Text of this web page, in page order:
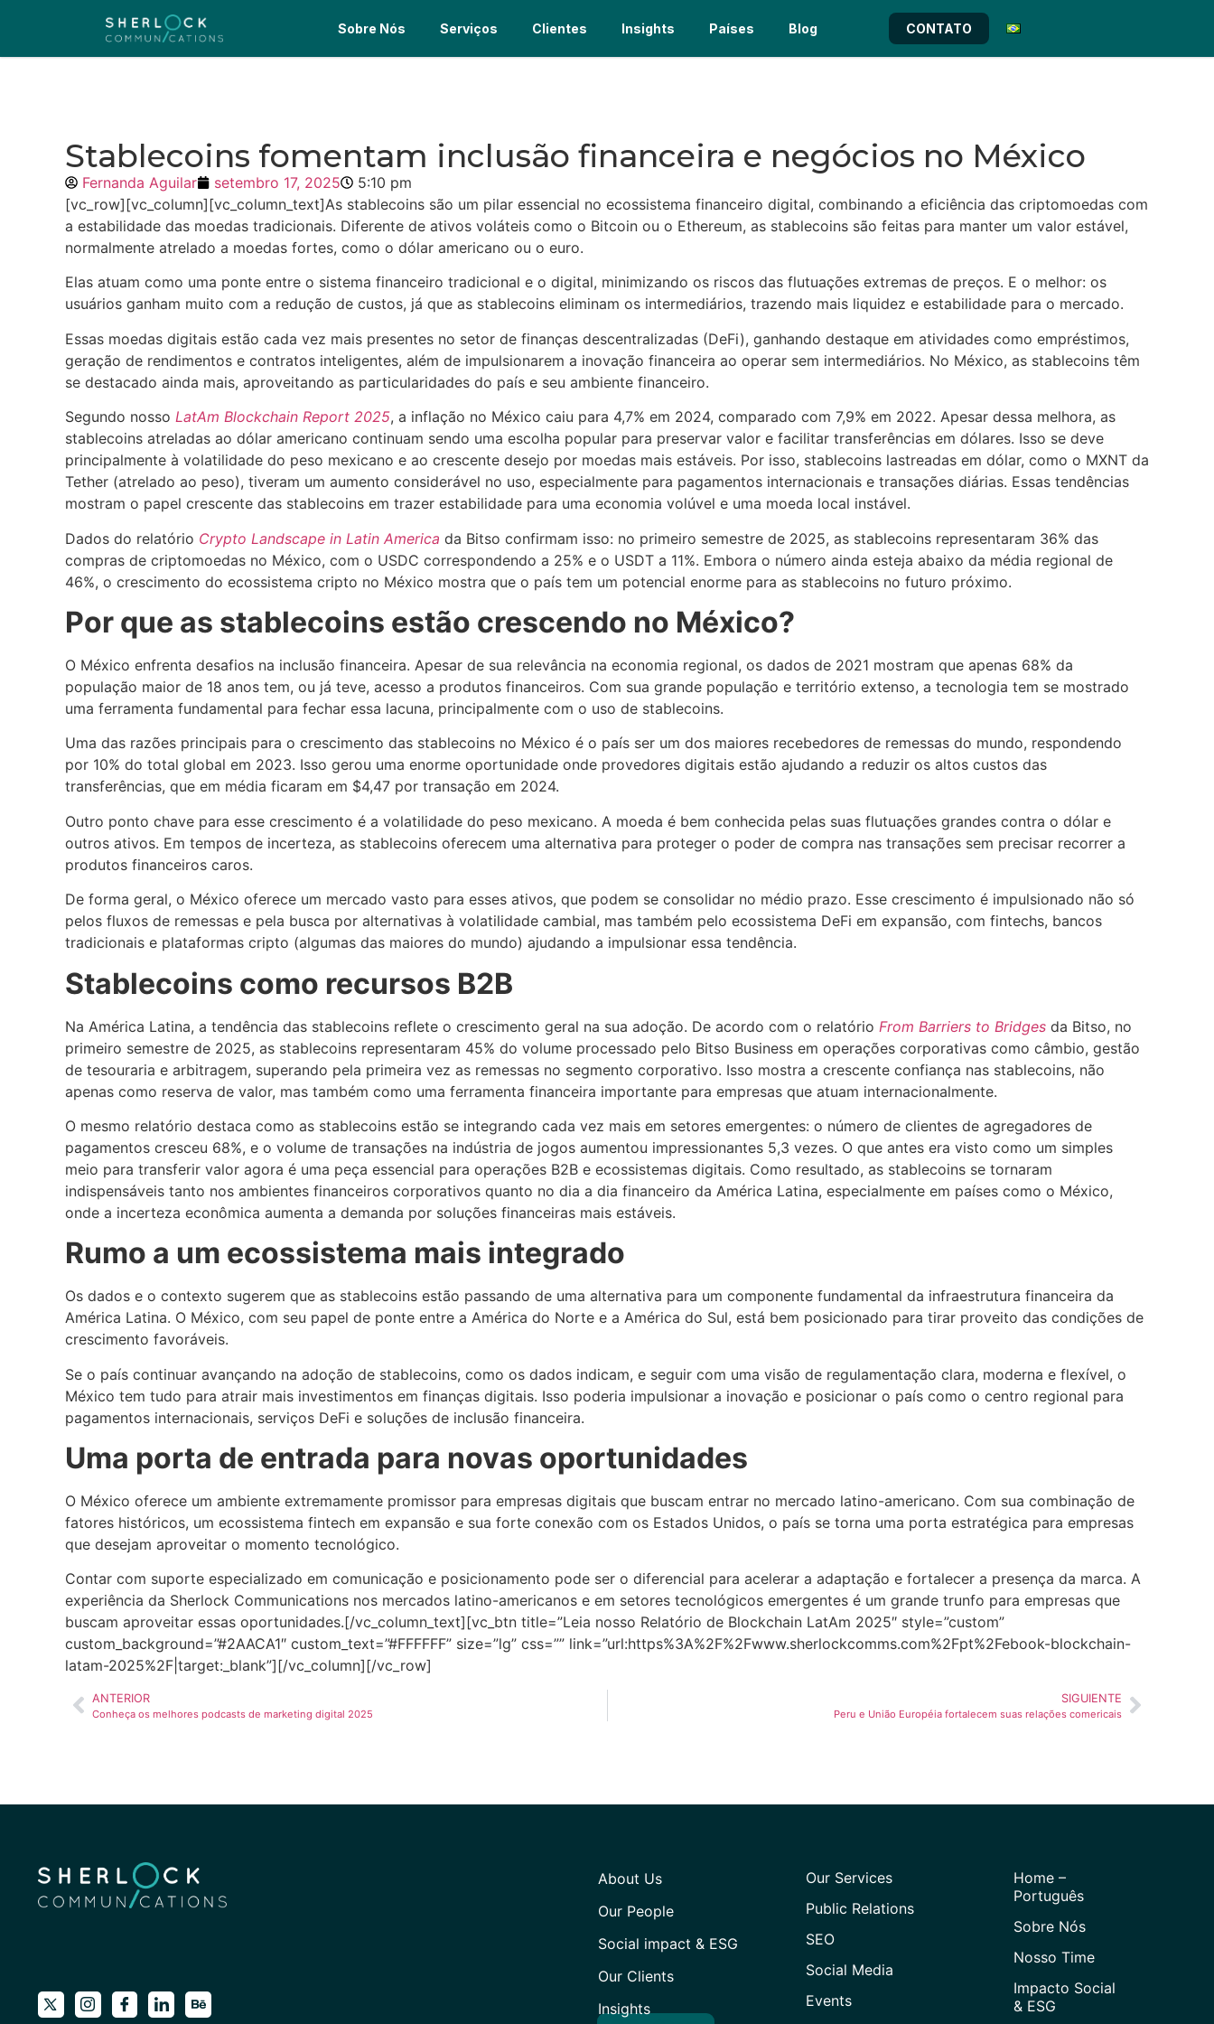
Sobre Nós Serviços Clientes Insights Países Blog CONTATO
Stablecoins fomentam inclusão financeira e negócios no México
Fernanda Aguilar setembro 17, 2025
5:10 pm
[vc_row][vc_column][vc_column_text]As stablecoins são um pilar essencial no ecossistema financeiro digital, combinando a eficiência das criptomoedas com
a estabilidade das moedas tradicionais. Diferente de ativos voláteis como o Bitcoin ou o Ethereum, as stablecoins são feitas para manter um valor estável,
normalmente atrelado a moedas fortes, como o dólar americano ou o euro.
Elas atuam como uma ponte entre o sistema financeiro tradicional e o digital, minimizando os riscos das flutuações extremas de preços. E o melhor: os
usuários ganham muito com a redução de custos, já que as stablecoins eliminam os intermediários, trazendo mais liquidez e estabilidade para o mercado.
Essas moedas digitais estão cada vez mais presentes no setor de finanças descentralizadas (DeFi), ganhando destaque em atividades como empréstimos,
geração de rendimentos e contratos inteligentes, além de impulsionarem a inovação financeira ao operar sem intermediários. No México, as stablecoins têm
se destacado ainda mais, aproveitando as particularidades do país e seu ambiente financeiro.
Segundo nosso LatAm Blockchain Report 2025, a inflação no México caiu para 4,7% em 2024, comparado com 7,9% em 2022. Apesar dessa melhora, as
stablecoins atreladas ao dólar americano continuam sendo uma escolha popular para preservar valor e facilitar transferências em dólares. Isso se deve
principalmente à volatilidade do peso mexicano e ao crescente desejo por moedas mais estáveis. Por isso, stablecoins lastreadas em dólar, como o MXNT da
Tether (atrelado ao peso), tiveram um aumento considerável no uso, especialmente para pagamentos internacionais e transações diárias. Essas tendências
mostram o papel crescente das stablecoins em trazer estabilidade para uma economia volúvel e uma moeda local instável.
Dados do relatório Crypto Landscape in Latin America da Bitso confirmam isso: no primeiro semestre de 2025, as stablecoins representaram 36% das
compras de criptomoedas no México, com o USDC correspondendo a 25% e o USDT a 11%. Embora o número ainda esteja abaixo da média regional de
46%, o crescimento do ecossistema cripto no México mostra que o país tem um potencial enorme para as stablecoins no futuro próximo.
Por que as stablecoins estão crescendo no México?
O México enfrenta desafios na inclusão financeira. Apesar de sua relevância na economia regional, os dados de 2021 mostram que apenas 68% da
população maior de 18 anos tem, ou já teve, acesso a produtos financeiros. Com sua grande população e território extenso, a tecnologia tem se mostrado
uma ferramenta fundamental para fechar essa lacuna, principalmente com o uso de stablecoins.
Uma das razões principais para o crescimento das stablecoins no México é o país ser um dos maiores recebedores de remessas do mundo, respondendo
por 10% do total global em 2023. Isso gerou uma enorme oportunidade onde provedores digitais estão ajudando a reduzir os altos custos das
transferências, que em média ficaram em $4,47 por transação em 2024.
Outro ponto chave para esse crescimento é a volatilidade do peso mexicano. A moeda é bem conhecida pelas suas flutuações grandes contra o dólar e
outros ativos. Em tempos de incerteza, as stablecoins oferecem uma alternativa para proteger o poder de compra nas transações sem precisar recorrer a
produtos financeiros caros.
De forma geral, o México oferece um mercado vasto para esses ativos, que podem se consolidar no médio prazo. Esse crescimento é impulsionado não só
pelos fluxos de remessas e pela busca por alternativas à volatilidade cambial, mas também pelo ecossistema DeFi em expansão, com fintechs, bancos
tradicionais e plataformas cripto (algumas das maiores do mundo) ajudando a impulsionar essa tendência.
Stablecoins como recursos B2B
Na América Latina, a tendência das stablecoins reflete o crescimento geral na sua adoção. De acordo com o relatório From Barriers to Bridges da Bitso, no
primeiro semestre de 2025, as stablecoins representaram 45% do volume processado pelo Bitso Business em operações corporativas como câmbio, gestão
de tesouraria e arbitragem, superando pela primeira vez as remessas no segmento corporativo. Isso mostra a crescente confiança nas stablecoins, não
apenas como reserva de valor, mas também como uma ferramenta financeira importante para empresas que atuam internacionalmente.
O mesmo relatório destaca como as stablecoins estão se integrando cada vez mais em setores emergentes: o número de clientes de agregadores de
pagamentos cresceu 68%, e o volume de transações na indústria de jogos aumentou impressionantes 5,3 vezes. O que antes era visto como um simples
meio para transferir valor agora é uma peça essencial para operações B2B e ecossistemas digitais. Como resultado, as stablecoins se tornaram
indispensáveis tanto nos ambientes financeiros corporativos quanto no dia a dia financeiro da América Latina, especialmente em países como o México,
onde a incerteza econômica aumenta a demanda por soluções financeiras mais estáveis.
Rumo a um ecossistema mais integrado
Os dados e o contexto sugerem que as stablecoins estão passando de uma alternativa para um componente fundamental da infraestrutura financeira da
América Latina. O México, com seu papel de ponte entre a América do Norte e a América do Sul, está bem posicionado para tirar proveito das condições de
crescimento favoráveis.
Se o país continuar avançando na adoção de stablecoins, como os dados indicam, e seguir com uma visão de regulamentação clara, moderna e flexível, o
México tem tudo para atrair mais investimentos em finanças digitais. Isso poderia impulsionar a inovação e posicionar o país como o centro regional para
pagamentos internacionais, serviços DeFi e soluções de inclusão financeira.
Uma porta de entrada para novas oportunidades
O México oferece um ambiente extremamente promissor para empresas digitais que buscam entrar no mercado latino-americano. Com sua combinação de
fatores históricos, um ecossistema fintech em expansão e sua forte conexão com os Estados Unidos, o país se torna uma porta estratégica para empresas
que desejam aproveitar o momento tecnológico.
Contar com suporte especializado em comunicação e posicionamento pode ser o diferencial para acelerar a adaptação e fortalecer a presença da marca. A
experiência da Sherlock Communications nos mercados latino-americanos e em setores tecnológicos emergentes é um grande trunfo para empresas que
buscam aproveitar essas oportunidades.[/vc_column_text][vc_btn title=”Leia nosso Relatório de Blockchain LatAm 2025″ style=”custom”
custom_background=”#2AACA1″ custom_text=”#FFFFFF” size=”lg” css=”” link=”url:https%3A%2F%2Fwww.sherlockcomms.com%2Fpt%2Febook-blockchain-
latam-2025%2F|target:_blank”][/vc_column][/vc_row]
ANTERIOR
Conheça os melhores podcasts de marketing digital 2025
SIGUIENTE
Peru e União Européia fortalecem suas relações comericais
About Us
Our People
Social impact & ESG
Our Clients
Insights
Our Services
Public Relations
SEO
Social Media
Events
Home –
Português
Sobre Nós
Nosso Time
Impacto Social
& ESG